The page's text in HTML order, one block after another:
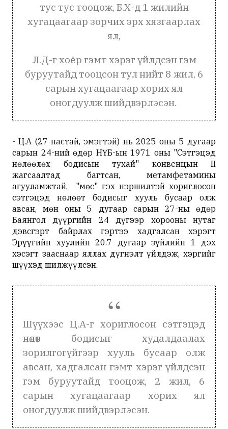
тус тус тооцож, Б.Х-д 1 жилийн
хугацаагаар зорчих эрх хязгаарлах
ял,
Л.Д-г хоёр гэмт хэрэг үйлдсэн гэм
буруутайд тооцсон тул нийт 8 жил, 6
сарын хугацаагаар хорих ял
оногдуулж шийдвэрлэсэн.
- Ц.А (27 настай, эмэгтэй) нь 2025 оны 5 дугаар
сарын 24-ний өдөр НҮБ-ын 1971 оны "Сэтгэцэд
нөлөөлөх бодисын тухай" конвенцын II
жагсаалтад багтсан, метамфетамины
агууламжтай, "мөс" гэх нэршилтэй хориглосон
сэтгэцэд нөлөөт бодисыг хууль бусаар олж
авсан, мөн оны 5 дугаар сарын 27-ны өдөр
Баянгол дүүргийн 24 дүгээр хорооны нутаг
дэвсгэрт байрлах гэртээ хадгалсан хэрэгт
Эрүүгийн хуулийн 20.7 дугаар зүйлийн 1 дэх
хэсэгт зааснаар яллах дүгнэлт үйлдэж, хэргийг
шүүхэд шилжүүлсэн.
Шүүхээс Ц.А-г хориглосон сэтгэцэд
нөлөөт бодисыг худалдаалах
зорилгогүйгээр хууль бусаар олж
авсан, хадгалсан гэмт хэрэг үйлдсэн
гэм буруутайд тооцож, 2 жил, 6
сарын хугацаагаар хорих ял
оногдуулж шийдвэрлэсэн.